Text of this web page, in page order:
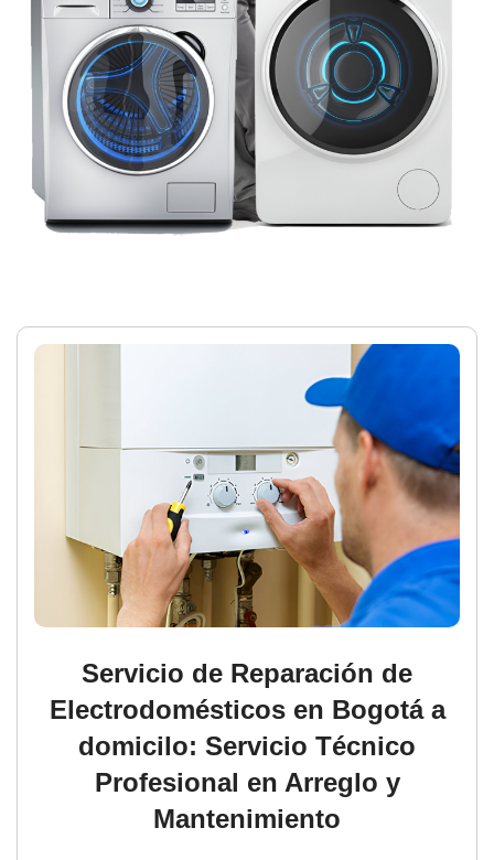
Servicio de Reparación de
Electrodomésticos en Bogotá a
domicilo: Servicio Técnico
Profesional en Arreglo y
Mantenimiento